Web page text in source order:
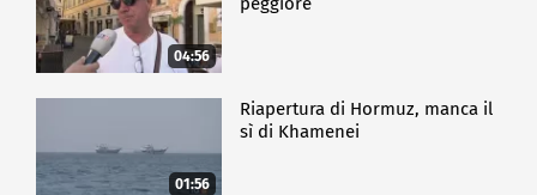
04:56
01:56
Riapertura di Hormuz, manca il
sì di Khamenei